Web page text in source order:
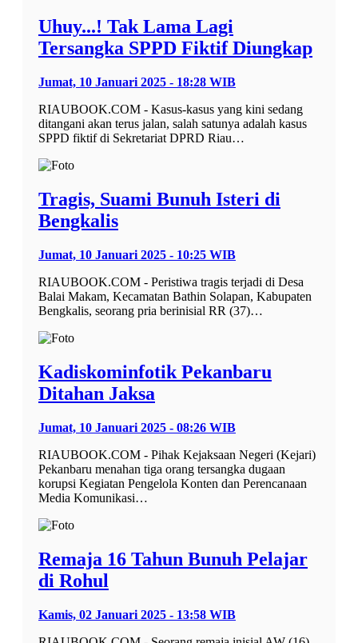
Uhuy...! Tak Lama Lagi
Tersangka SPPD Fiktif Diungkap
Jumat, 10 Januari 2025 - 18:28 WIB
RIAUBOOK.COM - Kasus-kasus yang kini sedang
ditangani akan terus jalan, salah satunya adalah kasus
SPPD fiktif di Sekretariat DPRD Riau…
Tragis, Suami Bunuh Isteri di
Bengkalis
Jumat, 10 Januari 2025 - 10:25 WIB
RIAUBOOK.COM - Peristiwa tragis terjadi di Desa
Balai Makam, Kecamatan Bathin Solapan, Kabupaten
Bengkalis, seorang pria berinisial RR (37)…
Kadiskominfotik Pekanbaru
Ditahan Jaksa
Jumat, 10 Januari 2025 - 08:26 WIB
RIAUBOOK.COM - Pihak Kejaksaan Negeri (Kejari)
Pekanbaru menahan tiga orang tersangka dugaan
korupsi Kegiatan Pengelola Konten dan Perencanaan
Media Komunikasi…
Remaja 16 Tahun Bunuh Pelajar
di Rohul
Kamis, 02 Januari 2025 - 13:58 WIB